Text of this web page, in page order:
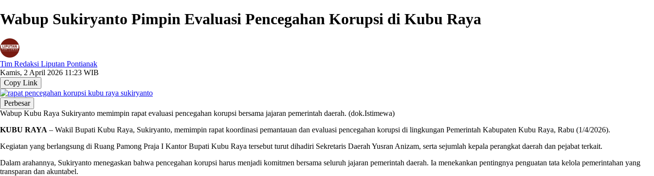
Wabup Sukiryanto Pimpin Evaluasi Pencegahan Korupsi di Kubu Raya
Tim Redaksi Liputan Pontianak
Kamis, 2 April 2026 11:23 WIB
Copy Link
Perbesar
Wabup Kubu Raya Sukiryanto memimpin rapat evaluasi pencegahan korupsi bersama jajaran pemerintah daerah. (dok.Istimewa)
KUBU RAYA – Wakil Bupati Kubu Raya, Sukiryanto, memimpin rapat koordinasi pemantauan dan evaluasi pencegahan korupsi di lingkungan Pemerintah Kabupaten Kubu Raya, Rabu (1/4/2026).
Kegiatan yang berlangsung di Ruang Pamong Praja I Kantor Bupati Kubu Raya tersebut turut dihadiri Sekretaris Daerah Yusran Anizam, serta sejumlah kepala perangkat daerah dan pejabat terkait.
Dalam arahannya, Sukiryanto menegaskan bahwa pencegahan korupsi harus menjadi komitmen bersama seluruh jajaran pemerintah daerah. Ia menekankan pentingnya penguatan tata kelola pemerintahan yang
transparan dan akuntabel.